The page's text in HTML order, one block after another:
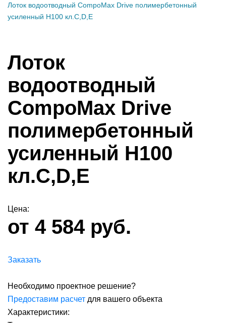
Лоток водоотводный CompoMax Drive полимербетонный
усиленный H100 кл.С,D,Е
Лоток
водоотводный
CompoMax Drive
полимербетонный
усиленный H100
кл.С,D,Е
Цена:
от 4 584 руб.
Заказать
Необходимо проектное решение?
Предоставим расчет для вашего объекта
Характеристики: